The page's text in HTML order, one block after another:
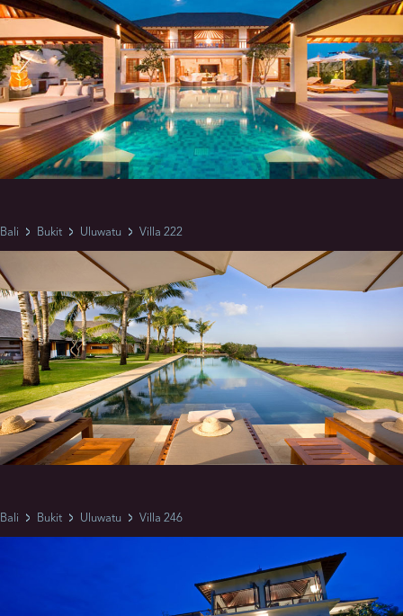
Bali Bukit Uluwatu Villa 222
Bali Bukit Uluwatu Villa 246